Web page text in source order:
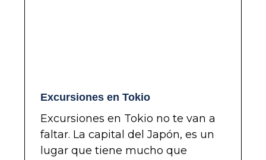
Excursiones en Tokio
Excursiones en Tokio no te van a
faltar. La capital del Japón, es un
lugar que tiene mucho que